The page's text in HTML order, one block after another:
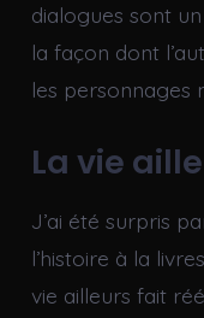
dialogues sont
la façon dont
les personnages
La vie
J’ai été surpris
l’histoire à la
vie ailleurs fait